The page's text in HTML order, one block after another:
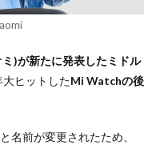
)が新たに発表したミドル
ヒットしたMi Watchの後
名前が変更されたため、